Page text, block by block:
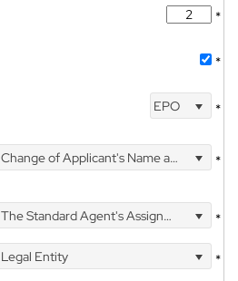
*
*
EPO *
Change of Applicant's Name and Address *
The Standard Agent's Assignment
*
Legal Entity
*